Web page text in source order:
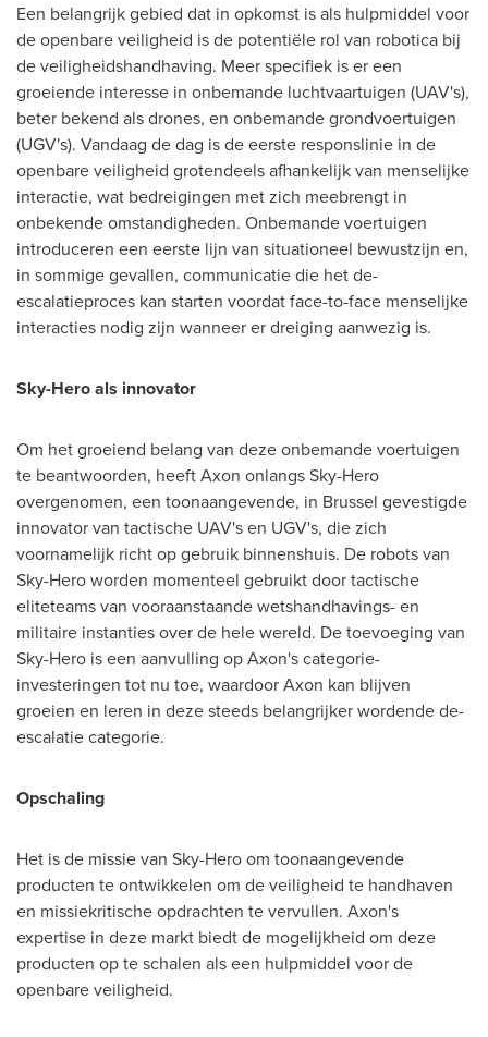
Een belangrijk gebied dat in opkomst is als hulpmiddel voor
de openbare veiligheid is de potentiële rol van robotica bij
de veiligheidshandhaving. Meer specifiek is er een
groeiende interesse in onbemande luchtvaartuigen (UAV's),
beter bekend als drones, en onbemande grondvoertuigen
(UGV's). Vandaag de dag is de eerste responslinie in de
openbare veiligheid grotendeels afhankelijk van menselijke
interactie, wat bedreigingen met zich meebrengt in
onbekende omstandigheden. Onbemande voertuigen
introduceren een eerste lijn van situationeel bewustzijn en,
in sommige gevallen, communicatie die het de-
escalatieproces kan starten voordat face-to-face menselijke
interacties nodig zijn wanneer er dreiging aanwezig is.
Sky-Hero als innovator
Om het groeiend belang van deze onbemande voertuigen
te beantwoorden, heeft Axon onlangs Sky-Hero
overgenomen, een toonaangevende, in Brussel gevestigde
innovator van tactische UAV's en UGV's, die zich
voornamelijk richt op gebruik binnenshuis. De robots van
Sky-Hero worden momenteel gebruikt door tactische
eliteteams van vooraanstaande wetshandhavings- en
militaire instanties over de hele wereld. De toevoeging van
Sky-Hero is een aanvulling op Axon's categorie-
investeringen tot nu toe, waardoor Axon kan blijven
groeien en leren in deze steeds belangrijker wordende de-
escalatie categorie.
Opschaling
Het is de missie van Sky-Hero om toonaangevende
producten te ontwikkelen om de veiligheid te handhaven
en missiekritische opdrachten te vervullen. Axon's
expertise in deze markt biedt de mogelijkheid om deze
producten op te schalen als een hulpmiddel voor de
openbare veiligheid.